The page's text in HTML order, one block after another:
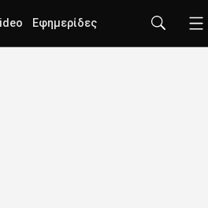
Εφημερίδες